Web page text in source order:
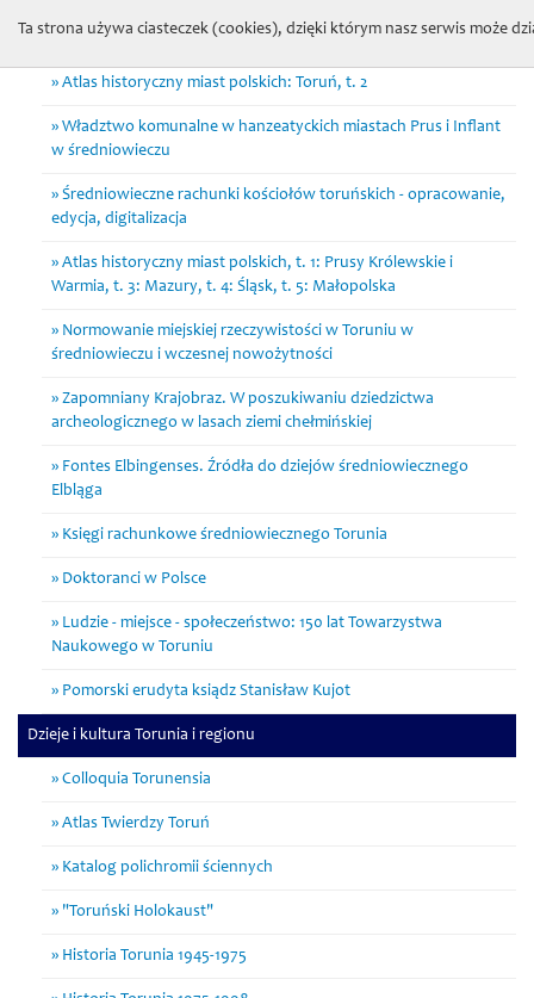
Księgi pruskie w Internecie
Atlas historyczny miast polskich: Toruń, t. 2
Władztwo komunalne w hanzeatyckich miastach Prus i Inflant
w średniowieczu
Średniowieczne rachunki kościołów toruńskich - opracowanie,
edycja, digitalizacja
Atlas historyczny miast polskich, t. 1: Prusy Królewskie i
Warmia, t. 3: Mazury, t. 4: Śląsk, t. 5: Małopolska
Normowanie miejskiej rzeczywistości w Toruniu w
średniowieczu i wczesnej nowożytności
Zapomniany Krajobraz. W poszukiwaniu dziedzictwa
archeologicznego w lasach ziemi chełmińskiej
Fontes Elbingenses. Źródła do dziejów średniowiecznego
Elbląga
Księgi rachunkowe średniowiecznego Torunia
Doktoranci w Polsce
Ludzie - miejsce - społeczeństwo: 150 lat Towarzystwa
Naukowego w Toruniu
Pomorski erudyta ksiądz Stanisław Kujot
Dzieje i kultura Torunia i regionu
Colloquia Torunensia
Atlas Twierdzy Toruń
Katalog polichromii ściennych
"Toruński Holokaust"
Historia Torunia 1945-1975
Ta strona używa ciasteczek (cookies), dzięki którym nasz serwis może